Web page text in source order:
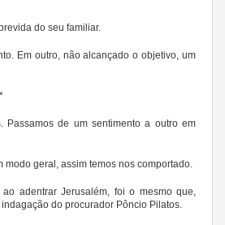
do seu familiar.
Em outro, não alcançado o objetivo, um
Passamos de um sentimento a outro em
geral, assim temos nos comportado.
adentrar Jerusalém, foi o mesmo que,
do procurador Pôncio Pilatos.